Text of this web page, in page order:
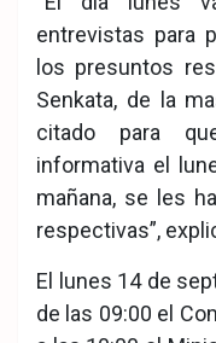
entrevistas para
los presuntos
Senkata, de la
citado para
informativa el
mañana, se les
respectivas”,
El lunes 14 de
de las 09:00 el